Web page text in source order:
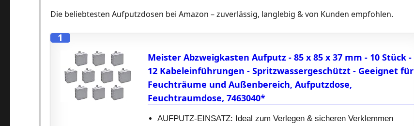
Die beliebtesten Aufputzdosen bei Amazon – zuverlässig, langlebig & von Kunden empfohlen.
1
Meister Abzweigkasten Aufputz - 85 x 85 x 37 mm - 10 Stück -
12 Kabeleinführungen - Spritzwassergeschützt - Geeignet für
Feuchträume und Außenbereich, Aufputzdose,
Feuchtraumdose, 7463040*
AUFPUTZ-EINSATZ: Ideal zum Verlegen & sicheren Verklemmen